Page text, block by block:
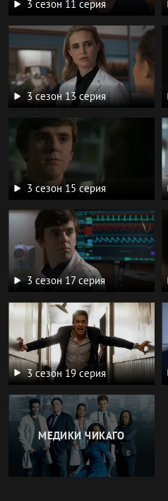
3 сезон 11 серия
3 сезон 13 серия
3 сезон 15 серия
3 сезон 17 серия
3 сезон 19 серия
МЕДИКИ ЧИКАГО